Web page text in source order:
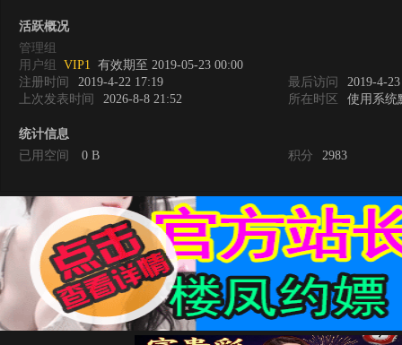
度
活跃概况
管理组
用户组 VIP1 有效期至 2019-05-23 00:00
注册时间
2019-4-22 17:19 最后访问
2019-4-
上次发表时间
2026-8-8 21:52 所在时区 使用系统
统计信息
已用空间
0 B 积分 2983